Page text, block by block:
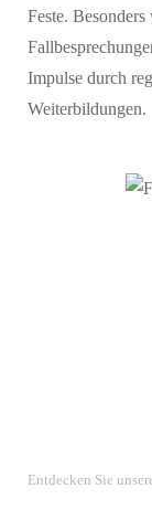
Feste.
Impulse durch
Weiterbildungen.
Entdecken Sie